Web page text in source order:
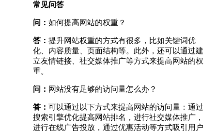
常见问答
问： 如何提高网站的权重？
答： 提升网站权重的方式有很多，比如关键词优
化、内容质量、页面结构等。此外，还可以通过建
立友情链接、社交媒体推广等方式来提高网站的权
重。
问： 网站没有足够的访问量怎么办？
答： 可以通过以下方式来提高网站的访问量：通过
搜索引擎优化提高网站排名，进行社交媒体推广，
进行在线广告投放，通过优惠活动等方式吸引用户